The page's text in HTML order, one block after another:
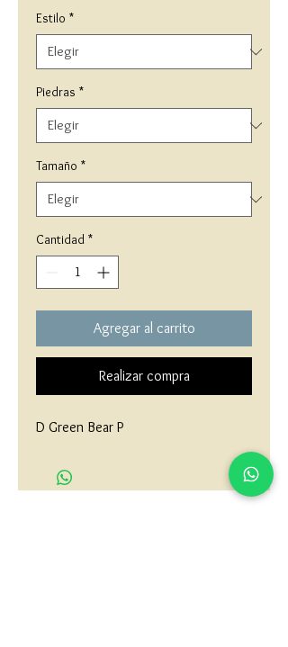
Estilo *
Piedras *
Tamaño *
Cantidad *
Agregar al carrito
Realizar compra
D Green Bear P